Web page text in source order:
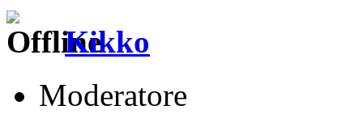
Kikko
Moderatore